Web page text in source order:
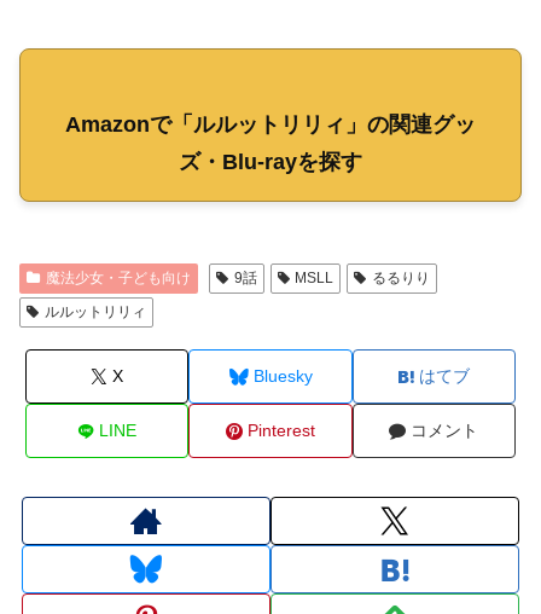
Amazonで「ルルットリリィ」の関連グッ
ズ・Blu-rayを探す
魔法少女・子ども向け 9話 MSLL
るるりり
ルルットリリィ
X Bluesky はてブ
LINE Pinterest コメント